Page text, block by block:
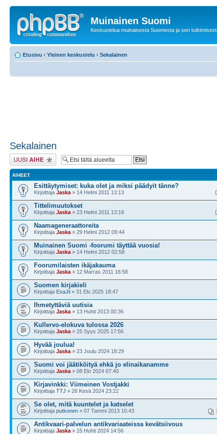
Muinainen Suomi
Keskustelua muinaisesta Suomesta ja sen
Etusivu ‹ Yleinen keskustelu ‹ Sekalainen
Sekalainen
Lähetä uusi viesti
AIHEET
Esittäytymiset: kuka olet ja miksi päädyit tänne?
Kirjoittaja Jaska » 14 Helmi 2011 13:13
Tittelimuutokset
Kirjoittaja Jaska » 23 Helmi 2011 13:18
Naamageneraattoreita
Kirjoittaja Jaska » 29 Helmi 2012 09:44
Muinainen Suomi -foorumi täyttää vuosia!
Kirjoittaja Jaska » 14 Helmi 2012 02:58
Foorumilaisten ikäjakauma
Kirjoittaja Jaska » 12 Marras 2011 16:58
Suomen kirjakieli
Kirjoittaja EsaJii » 31 Elo 2025 18:47
Ihmetyttäviä uutisia
Kirjoittaja Jaska » 13 Huhti 2013 00:36
Kullervo-elokuva tulossa 2026
Kirjoittaja Jaska » 25 Syys 2025 17:56
Hyvää joulua!
Kirjoittaja Jaska » 23 Joulu 2024 18:29
Suomi voi jäätiköityä ehkä jo elinaikanamme
Kirjoittaja Jaska » 08 Elo 2024 07:40
Kirjavinkki: Viimeinen Vostjakki
Kirjoittaja TTJ » 26 Kesä 2024 23:22
Se olet, mitä kuuntelet ja katselet
Kirjoittaja putkonen » 07 Tammi 2013 16:43
Antikvaari-palvelun antikvariaateissa kevätsiivous
Kirjoittaja Jaska » 15 Huhti 2024 14:56